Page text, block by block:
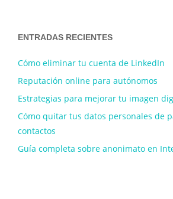
ENTRADAS RECIENTES
Cómo eliminar tu cuenta de LinkedIn
Reputación online para autónomos
Estrategias para mejorar tu imagen
Cómo quitar tus datos personales de
contactos
Guía completa sobre anonimato en